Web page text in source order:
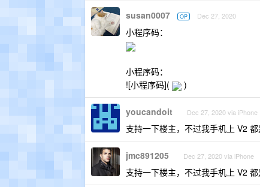
susan0007 OP Dec 27, 2020
小程序码：
小程序码：
![小程序码](
)
youcandoit Dec 27, 2020 via iPhone
支持一下楼主，不过我手机上 V2
jmc891205 Dec 27, 2020 via iPhone
支持一下楼主，不过我手机上 V2